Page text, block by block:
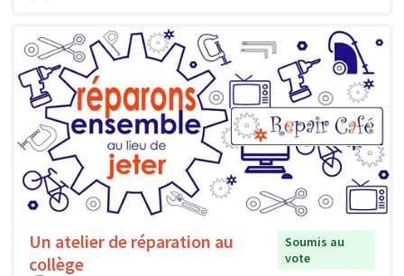
Un atelier de réparation au
collège
Soumis au
vote